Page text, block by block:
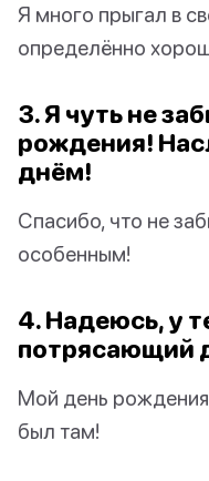
Я много прыгал в
определённо
3. Я чуть не
рождения!
днём!
Спасибо, что не
особенным!
4. Надеюсь, у
потрясающий
Мой день
был там!